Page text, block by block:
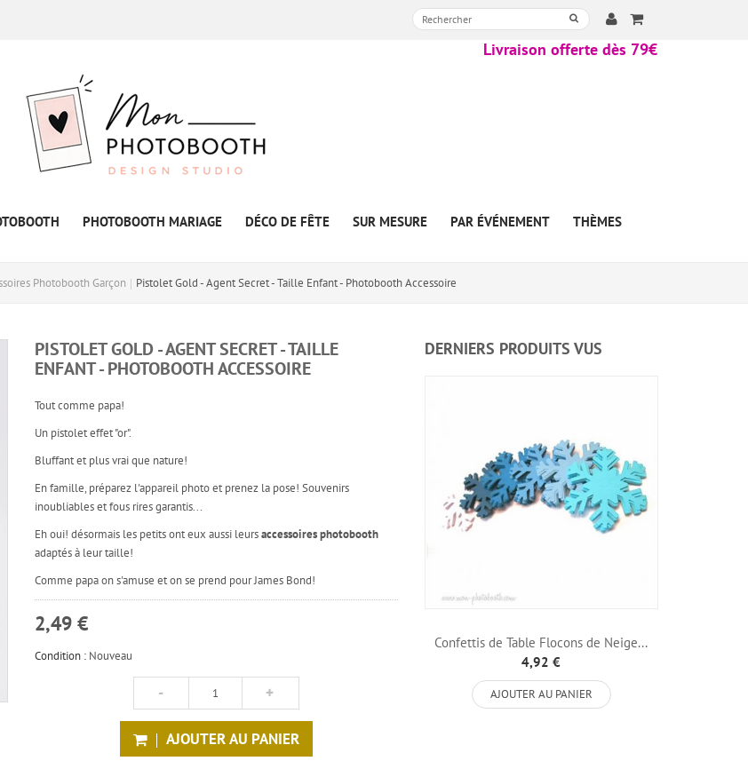
Livraison offerte dès 79€
PHOTOBOOTH MARIAGE DÉCO DE FÊTE SUR MESURE PAR ÉVÉNEMENT THÈMES
Photobooth Garçon Pistolet Gold - Agent Secret - Taille Enfant - Photobooth Accessoire
PISTOLET GOLD - AGENT SECRET - TAILLE
ENFANT - PHOTOBOOTH ACCESSOIRE
Tout comme papa!
Un pistolet effet "or".
Bluffant et plus vrai que nature!
En famille, préparez l'appareil photo et prenez la pose! Souvenirs
inoubliables et fous rires garantis...
Eh oui! désormais les petits ont eux aussi leursaccessoires photobooth
adaptés à leur taille!
Comme papa on s'amuse et on se prend pour James Bond!
2,49 €
Condition : Nouveau
AJOUTER AU PANIER
DERNIERS PRODUITS VUS
Confettis de Table Flocons de Neige...
4,92 €
AJOUTER AU PANIER